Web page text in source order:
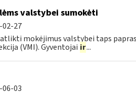
valstybei sumokėti
02-27
atlikti mokėjimus valstybei taps
(VMI). Gyventojai ir...
06-03